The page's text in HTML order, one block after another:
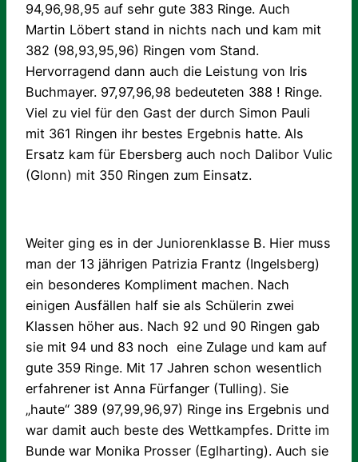
94,96,98,95 auf sehr gute 383 Ringe. Auch
Martin Löbert stand in nichts nach und kam mit
382 (98,93,95,96) Ringen vom Stand.
Hervorragend dann auch die Leistung von Iris
Buchmayer. 97,97,96,98 bedeuteten 388 ! Ringe.
Viel zu viel für den Gast der durch Simon Pauli
mit 361 Ringen ihr bestes Ergebnis hatte. Als
Ersatz kam für Ebersberg auch noch Dalibor Vulic
(Glonn) mit 350 Ringen zum Einsatz.
Weiter ging es in der Juniorenklasse B. Hier muss
man der 13 jährigen Patrizia Frantz (Ingelsberg)
ein besonderes Kompliment machen. Nach
einigen Ausfällen half sie als Schülerin zwei
Klassen höher aus. Nach 92 und 90 Ringen gab
sie mit 94 und 83 noch eine Zulage und kam auf
gute 359 Ringe. Mit 17 Jahren schon wesentlich
erfahrener ist Anna Fürfanger (Tulling). Sie
„haute“ 389 (97,99,96,97) Ringe ins Ergebnis und
war damit auch beste des Wettkampfes. Dritte im
Bunde war Monika Prosser (Eglharting). Auch sie